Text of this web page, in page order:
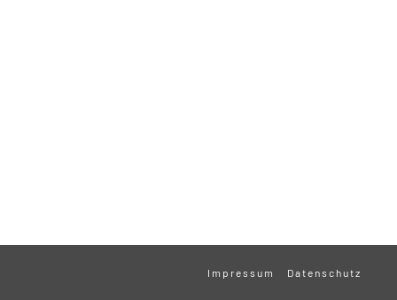
Impressum Datenschutz